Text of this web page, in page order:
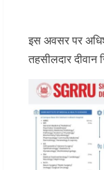
इस अवसर पर
तहसीलदार दीवान